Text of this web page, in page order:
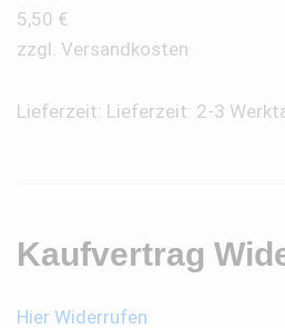
5,50 €
zzgl. Versandkosten
Lieferzeit: Lieferzeit: 2-3
Kaufvertrag
Hier Widerrufen